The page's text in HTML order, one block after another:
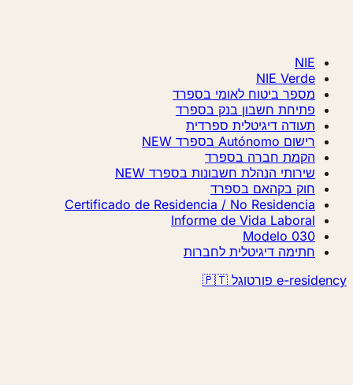
NIE
NIE Verde
מספר ביטוח לאומי בספרד
פתיחת חשבון בנק בספרד
תעודה דיגיטלית ספרדית
רישום Autónomo בספרד
NEW
הקמת חברה בספרד
שירותי הנהלת חשבונות בספרד NEW
חוק בקהאם בספרד
Certificado de Residencia / No Residencia
Informe de Vida Laboral
Modelo 030
חתימה דיגיטלית לחברות
e-residency פורטוגל 🇵🇹